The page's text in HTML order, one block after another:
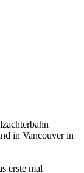
in Vancouver in
erste mal